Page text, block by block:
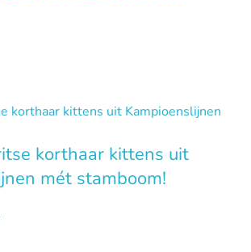
korthaar kittens uit
mét stamboom!